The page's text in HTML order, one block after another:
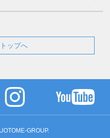
ップへ
GROUP.